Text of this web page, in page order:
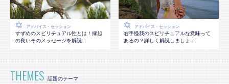
アドバイス・セッション
すずめのスピリチュアル性とは！縁起
の良いそのメッセージを解説...
アドバイス・セッション
右手怪我のスピリチュアルな意味って
あるの？詳しく解説しましょ...
THEMES 話題のテーマ